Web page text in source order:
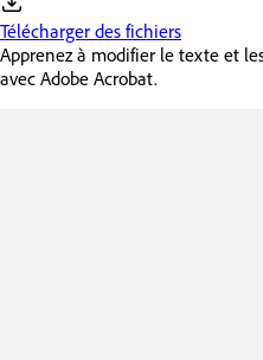
Télécharger des fichiers
Apprenez à modifier le texte et
avec Adobe Acrobat.